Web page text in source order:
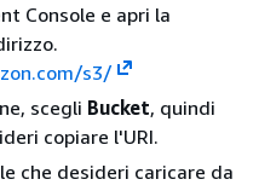
Console e apri la
s3/
scegli Bucket, quindi
copiare l'URI.
che desideri caricare da